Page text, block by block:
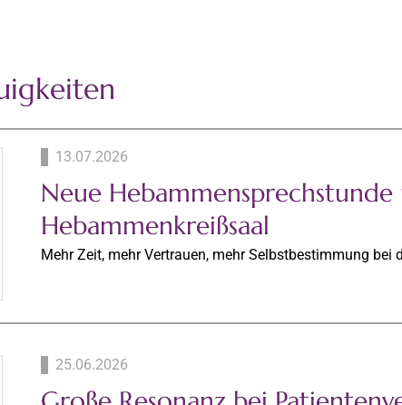
13.07.2026
Neue
Hebammenkreißsaal
Mehr Zeit, mehr Vertrauen, mehr Selbstbestimmung bei
25.06.2026